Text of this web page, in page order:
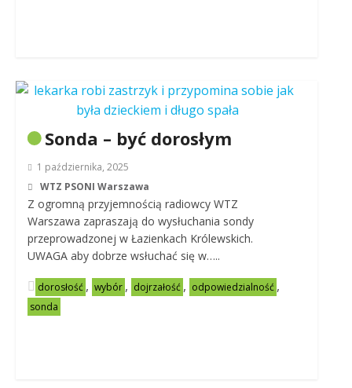
Sonda – być dorosłym
1 października, 2025
WTZ PSONI Warszawa
Z ogromną przyjemnością radiowcy WTZ
Warszawa zapraszają do wysłuchania sondy
przeprowadzonej w Łazienkach Królewskich.
UWAGA aby dobrze wsłuchać się w…..
dorosłość , wybór , dojrzałość , odpowiedzialność ,
sonda